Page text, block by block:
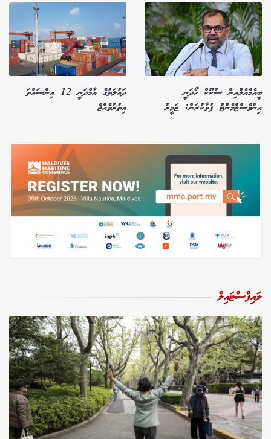
ބީއެމްއެލްއިން ސުކޫކް ހޯދަނީ
އިންވެސްޓްމެންޓް ފުޅާކުރަން: ޒަމީރު
ދައުލަތުގެ އާމްދަނީ 12 އިންސައްތަ
އިތުރުވެއްޖެ
ލައިފްސްޓައިލް